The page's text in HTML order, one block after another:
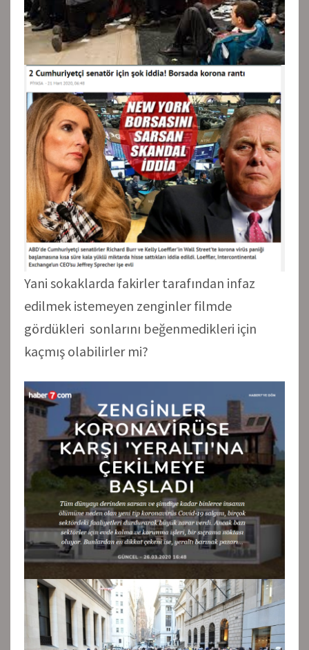
Yani sokaklarda fakirler tarafından infaz
edilmek istemeyen zenginler filmde
gördükleri sonlarını beğenmedikleri için
kaçmış olabilirler mi?